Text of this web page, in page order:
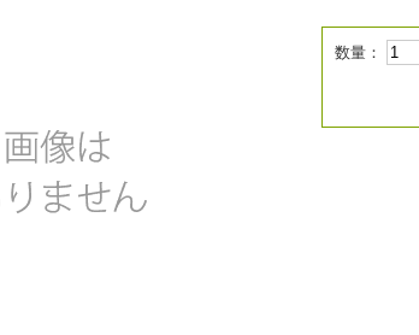
数量：